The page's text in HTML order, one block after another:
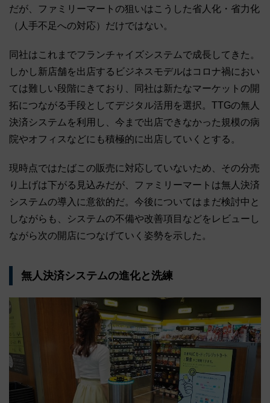
だが、ファミリーマートの狙いはこうした省人化・省力化
（人手不足への対応）だけではない。
同社はこれまでフランチャイズシステムで成長してきた。
しかし新店舗を出店するビジネスモデルはコロナ禍におい
ては難しい段階にきており、同社は新たなマーケットの開
拓につながる手段としてデジタル活用を選択。TTGの無人
決済システムを利用し、今まで出店できなかった規模の病
院やオフィスなどにも積極的に出店していくとする。
現時点ではたばこの販売に対応していないため、その分売
り上げは下がる見込みだが、ファミリーマートは無人決済
システムの導入に意欲的だ。今後についてはまだ検討中と
しながらも、システムの不備や改善項目などをレビューし
ながら次の開店につなげていく姿勢を示した。
無人決済システムの進化と洗練